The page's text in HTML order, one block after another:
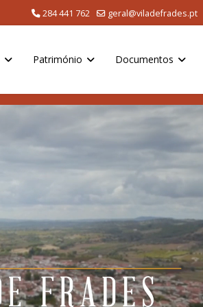
284 441 762 geral@viladefrades.pt
Património Documentos